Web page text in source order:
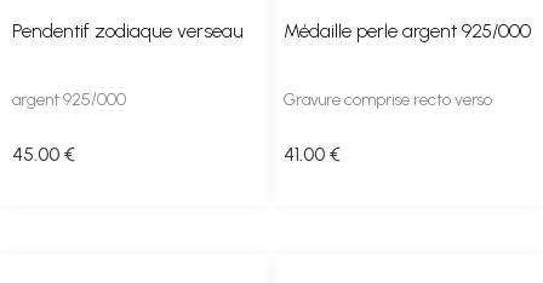
Pendentif zodiaque verseau
argent 925/000
45 .00 €
Médaille perle argent 925/000
Gravure comprise recto verso
41 .00 €